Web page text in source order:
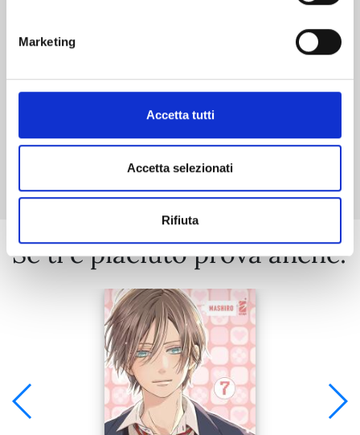
Marketing
Accetta tutti
Accetta selezionati
Rifiuta
Se ti è piaciuto prova anche: